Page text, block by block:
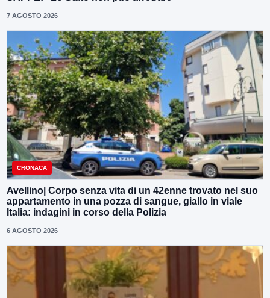
7 AGOSTO 2026
CRONACA
Avellino| Corpo senza vita di un 42enne trovato nel suo
appartamento in una pozza di sangue, giallo in viale
Italia: indagini in corso della Polizia
6 AGOSTO 2026